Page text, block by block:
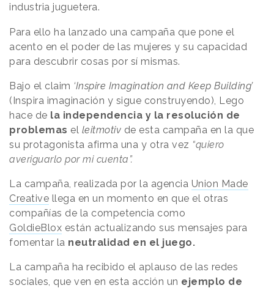
industria juguetera.
Para ello ha lanzado una campaña que pone el
acento en el poder de las mujeres y su capacidad
para descubrir cosas por sí mismas.
Bajo el claim ‘Inspire Imagination and Keep Building’
(Inspira imaginación y sigue construyendo), Lego
hace de la independencia y la resolución de
problemas el leitmotiv de esta campaña en la que
su protagonista afirma una y otra vez “quiero
averiguarlo por mi cuenta”.
La campaña, realizada por la agencia Union Made
Creative llega en un momento en que el otras
compañías de la competencia como
GoldieBlox están actualizando sus mensajes para
fomentar la neutralidad en el juego.
La campaña ha recibido el aplauso de las redes
sociales, que ven en esta acción un ejemplo de